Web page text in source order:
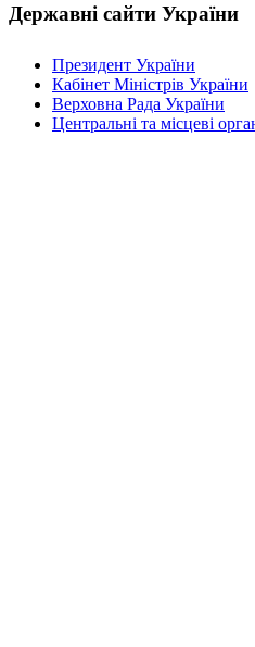
Державні сайти України
Президент України
Кабінет Міністрів України
Верховна Рада України
Центральні та місцеві